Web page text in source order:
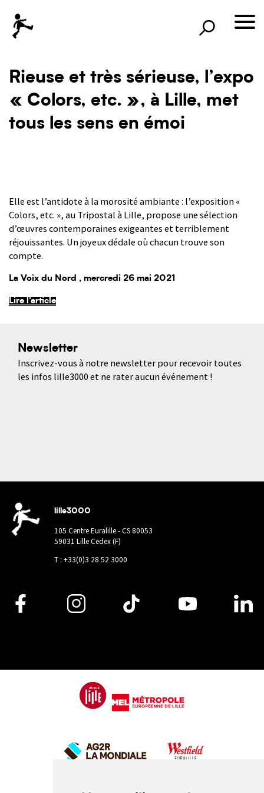
le voyage continue
Rechercher ×
Rieuse et très sérieuse, l’expo
« Colors, etc. », à Lille, met
tous les sens en émoi
Elle est l’antidote à la morosité ambiante : l’exposition «
Colors, etc. », au Tripostal à Lille, propose une sélection
d’œuvres contemporaines exigeantes et terriblement
réjouissantes. Un joyeux dédale où chacun trouve son
compte.
La Voix du Nord , mercredi 26 mai 2021
Lire l'article
Newsletter
Inscrivez-vous à notre newsletter pour recevoir toutes
les infos lille3000 et ne rater aucun événement !
lille3000
105 Centre Euralille - CS 80053
59031 Lille Cedex (F)
T : +33(0)3 28 52 3000